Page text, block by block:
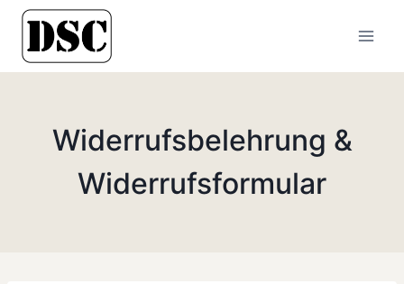
Zum
springen
Widerrufsbelehrung &
Widerrufsformular